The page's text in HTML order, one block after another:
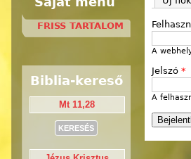
A
Jelszó *
A
FRISS TARTALOM
Biblia-kereső